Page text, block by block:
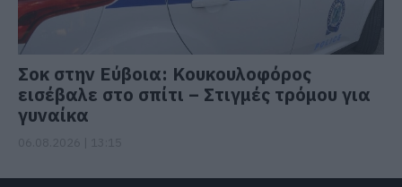
Σοκ στην Εύβοια: Κουκουλοφόρος
εισέβαλε στο σπίτι – Στιγμές τρόμου για
γυναίκα